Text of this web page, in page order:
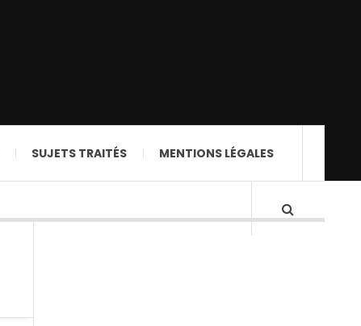
SUJETS TRAITÉS MENTIONS LÉGALES